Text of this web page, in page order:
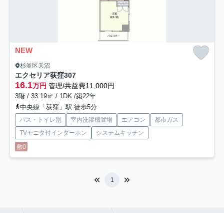
NEW
杉並区天沼
エクセリア荻窪307
16.1万円 管理/共益費11,000円
3階 / 33.19㎡ / 1DK /築22年
中央線「荻窪」駅 徒歩5分
バス・トイレ別 室内洗濯機置場 エアコン
都市ガス
TVモニタ付インターホン
システムキッチン
敷0
1